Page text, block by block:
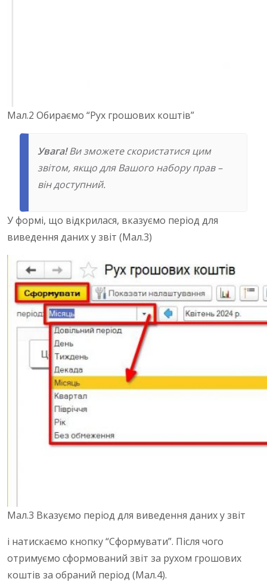
Мал.2 Обираємо “Рух грошових коштів”
Увага!Ви зможете скористатися цим
звітом, якщо для Вашого набору прав –
він доступний.
У формі, що відкрилася, вказуємо період для
виведення даних у звіт (Мал.3)
Мал.3 Вказуємо період для виведення даних у звіт
і натискаємо кнопку “Сформувати”. Після чого
отримуємо сформований звіт за рухом грошових
коштів за обраний період (Мал.4).